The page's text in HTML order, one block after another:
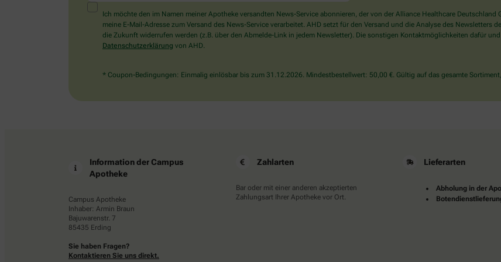
Mensch?
Dann
wählen
Stern.
Ich möchte den im Namen meiner Apotheke versandten News-Service abonnieren, der von der Alliance Healthcare
meine E-Mail-Adresse zum Versand des News-Service verarbeitet. AHD setzt für den Versand und die Analyse des Newsletters
die Zukunft widerrufen werden (z.B. über den Abmelde-Link in jedem Newsletter). Die sonstigen Kontaktmöglichkeiten dafür
Datenschutzerklärung von AHD.
* Coupon-Bedingungen: Einmalig einlösbar bis zum 31.12.2026. Mindestbestellwert: 50,00 €. Gültig auf das gesamte
Information der Campus
Apotheke
Campus Apotheke
Inhaber: Armin Braun
Bajuwarenstr. 7
85435 Erding
Sie haben Fragen?
Kontaktieren Sie uns direkt.
Zahlarten
Bar oder mit einer anderen akzeptierten
Zahlungsart Ihrer Apotheke vor Ort.
Lieferarten
Abholung in der